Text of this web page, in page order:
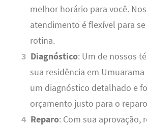
melhor horário para você.
atendimento é flexível para
rotina.
Diagnóstico: Um de nossos
sua residência em Umuarama
um diagnóstico detalhado e
orçamento justo para o
Reparo: Com sua aprovação,